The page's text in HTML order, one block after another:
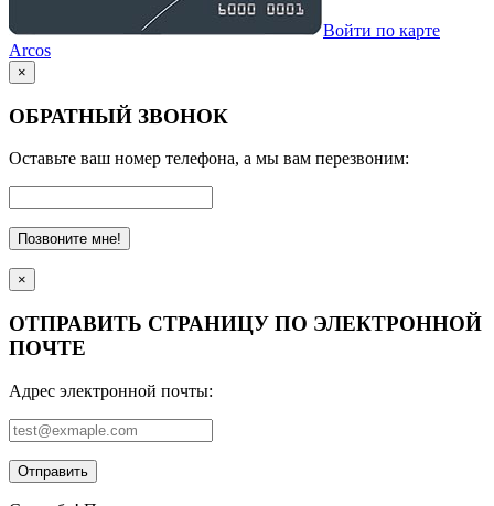
Войти по карте
Arcos
×
ОБРАТНЫЙ ЗВОНОК
Оставьте ваш номер телефона, а мы вам перезвоним:
Позвоните мне!
×
ОТПРАВИТЬ СТРАНИЦУ ПО ЭЛЕКТРОННОЙ
ПОЧТЕ
Адрес электронной почты:
Отправить